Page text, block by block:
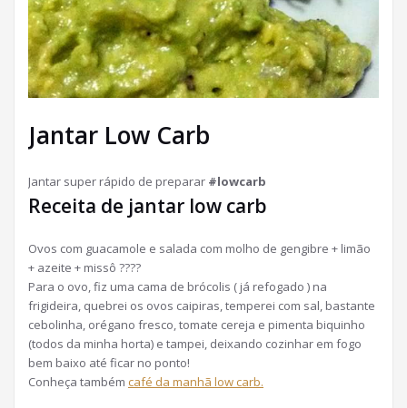
Jantar Low Carb
Jantar super rápido de preparar #lowcarb
Receita de jantar low carb
Ovos com guacamole e salada com molho de gengibre + limão
+ azeite + missô ????
Para o ovo, fiz uma cama de brócolis ( já refogado ) na
frigideira, quebrei os ovos caipiras, temperei com sal, bastante
cebolinha, orégano fresco, tomate cereja e pimenta biquinho
(todos da minha horta) e tampei, deixando cozinhar em fogo
bem baixo até ficar no ponto!
Conheça também café da manhã low carb.